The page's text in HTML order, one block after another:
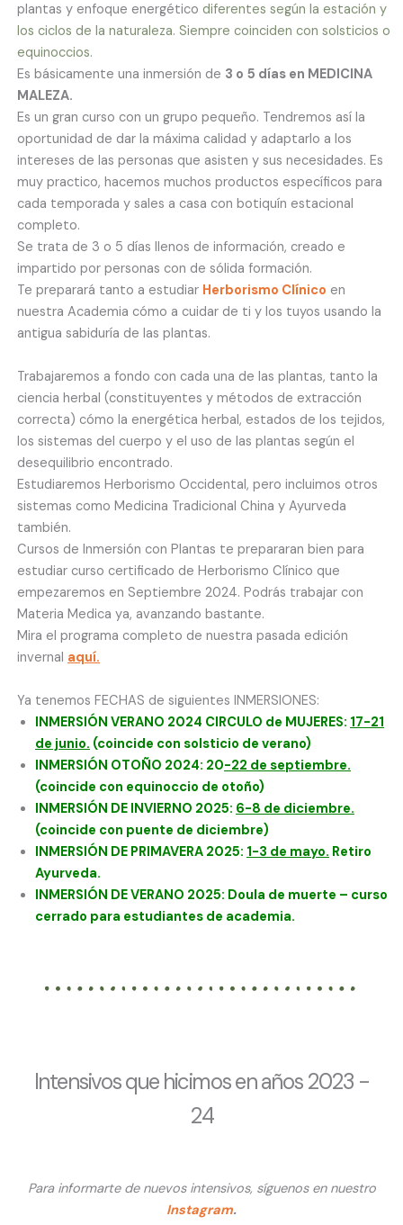
plantas y enfoque energético diferentes según la estación y
los ciclos de la naturaleza. Siempre coinciden con solsticios o
equinoccios.
Es básicamente una inmersión de 3 o 5 días en MEDICINA
MALEZA.
Es un gran curso con un grupo pequeño. Tendremos así la
oportunidad de dar la máxima calidad y adaptarlo a los
intereses de las personas que asisten y sus necesidades. Es
muy practico, hacemos muchos productos específicos para
cada temporada y sales a casa con botiquín estacional
completo.
Se trata de 3 o 5 días llenos de información, creado e
impartido por personas con de sólida formación.
Te preparará tanto a estudiar Herborismo Clínico en
nuestra Academia cómo a cuidar de ti y los tuyos usando la
antigua sabiduría de las plantas.
Trabajaremos a fondo con cada una de las plantas, tanto la
ciencia herbal (constituyentes y métodos de extracción
correcta) cómo la energética herbal, estados de los tejidos,
los sistemas del cuerpo y el uso de las plantas según el
desequilibrio encontrado.
Estudiaremos Herborismo Occidental, pero incluimos otros
sistemas como Medicina Tradicional China y Ayurveda
también.
Cursos de Inmersión con Plantas te prepararan bien para
estudiar curso certificado de Herborismo Clínico que
empezaremos en Septiembre 2024. Podrás trabajar con
Materia Medica ya, avanzando bastante.
Mira el programa completo de nuestra pasada edición
invernal aquí.
Ya tenemos FECHAS de siguientes INMERSIONES:
INMERSIÓN VERANO 2024 CIRCULO de MUJERES: 17-21
de junio. (coincide con solsticio de verano)
INMERSIÓN OTOÑO 2024: 20-22 de septiembre.
(coincide con equinoccio de otoño)
INMERSIÓN DE INVIERNO 2025: 6-8 de diciembre.
(coincide con puente de diciembre)
INMERSIÓN DE PRIMAVERA 2025: 1-3 de mayo. Retiro
Ayurveda.
INMERSIÓN DE VERANO 2025: Doula de muerte – curso
cerrado para estudiantes de academia.
Intensivos que hicimos en años 2023 -
24
Para informarte de nuevos intensivos, síguenos en nuestro
Instagram.